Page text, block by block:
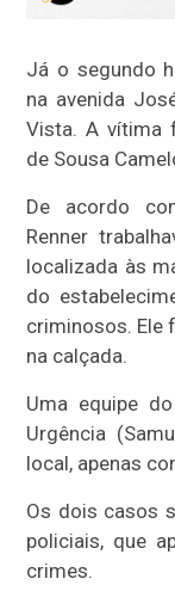
Já o segundo
na avenida
Vista. A vítima
de Sousa
De acordo
Renner
localizada às
do
criminosos. Ele
na calçada.
Uma equipe
Urgência
local, apenas
Os dois casos
policiais, que
crimes.